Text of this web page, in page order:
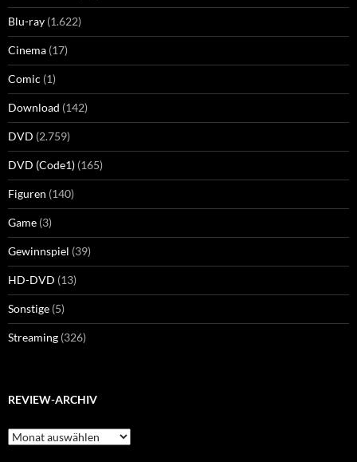
Blu-ray (1.622)
Cinema (17)
Comic (1)
Download (142)
DVD (2.759)
DVD (Code1) (165)
Figuren (140)
Game (3)
Gewinnspiel (39)
HD-DVD (13)
Sonstige (5)
Streaming (326)
REVIEW-ARCHIV
Review-
Archiv